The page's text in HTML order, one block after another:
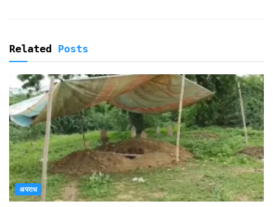
Related Posts
अपराध